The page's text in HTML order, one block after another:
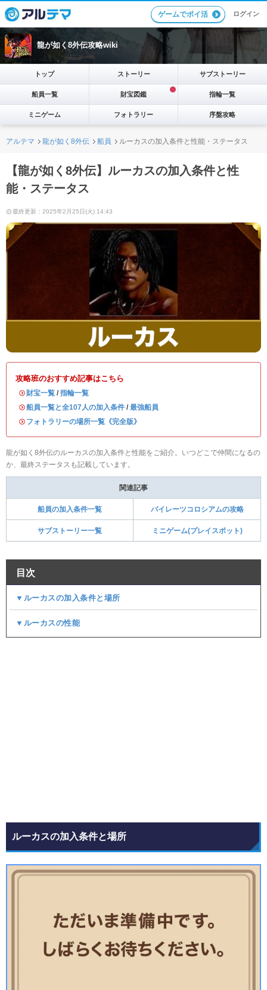
ゲームでポイ活 ログイン
龍が如く8外伝攻略wiki
トップ ストーリー サブストーリー
船員一覧 財宝図鑑 指輪一覧
ミニゲーム フォトラリー 序盤攻略
アルテマ 龍が如く8外伝 船員 ルーカスの加入条件と性能・ステータス
【龍が如く8外伝】ルーカスの加入条件と性
能・ステータス
最終更新：2025年2月25日(火) 14:43
攻略班のおすすめ記事はこちら
・ 財宝一覧 / 指輪一覧
・船員一覧と全107人の加入条件 / 最強船員
・ フォトラリーの場所一覧《完全版》
龍が如く8外伝のルーカスの加入条件と性能をご紹介。いつどこで仲間になるの
か、最終ステータスも記載しています。
関連記事
船員の加入条件一覧 パイレーツコロシアムの攻略
サブストーリー一覧 ミニゲーム(プレイスポット)
目次
▼ルーカスの加入条件と場所
▼ルーカスの性能
ルーカスの加入条件と場所